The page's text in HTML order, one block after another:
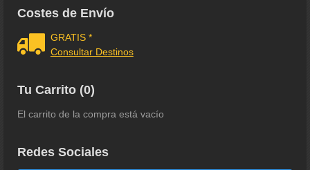
Costes de Envío
GRATIS *
Consultar Destinos
Tu Carrito (0)
El carrito de la compra está vacío
Redes Sociales